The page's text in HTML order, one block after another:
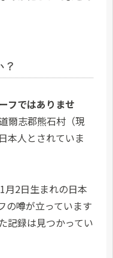
フではありませ
爾志郡熊石村（現
本人とされていま
月2日生まれの日本
の噂が立っています
記録は見つかってい